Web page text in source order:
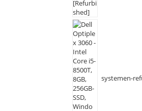
systemen-